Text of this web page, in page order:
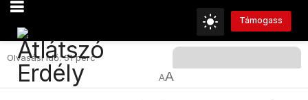
Támogass
Olvasási Idő: 51 perc
AA